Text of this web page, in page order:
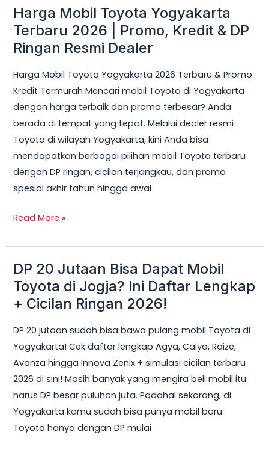
Harga Mobil Toyota Yogyakarta
Terbaru 2026 | Promo, Kredit & DP
Ringan Resmi Dealer
Harga Mobil Toyota Yogyakarta 2026 Terbaru & Promo
Kredit Termurah Mencari mobil Toyota di Yogyakarta
dengan harga terbaik dan promo terbesar? Anda
berada di tempat yang tepat. Melalui dealer resmi
Toyota di wilayah Yogyakarta, kini Anda bisa
mendapatkan berbagai pilihan mobil Toyota terbaru
dengan DP ringan, cicilan terjangkau, dan promo
spesial akhir tahun hingga awal
Harga
Mobil
Toyota
Terbaru
2026
|
Promo,
Kredit
&
DP
Ringan
Dealer
Read More »
DP 20 Jutaan Bisa Dapat Mobil
Toyota di Jogja? Ini Daftar Lengkap
+ Cicilan Ringan 2026!
DP 20 jutaan sudah bisa bawa pulang mobil Toyota di
Yogyakarta! Cek daftar lengkap Agya, Calya, Raize,
Avanza hingga Innova Zenix + simulasi cicilan terbaru
2026 di sini! Masih banyak yang mengira beli mobil itu
harus DP besar puluhan juta. Padahal sekarang, di
Yogyakarta kamu sudah bisa punya mobil baru
Toyota hanya dengan DP mulai
DP
20
Jutaan
Dapat
Mobil
Toyota
di
Jogja?
Ini
Daftar